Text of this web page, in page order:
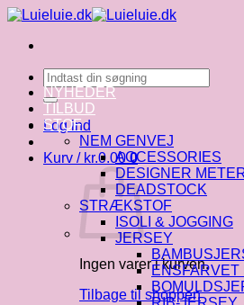
Fortsæt
indhold
Søg
efter:
Log ind
Kurv / kr.0.00 0
Ingen varer i kurven.
Tilbage til shoppen
NYHEDER
TILBUD
STOF
NEM GENVEJ
ACCESSORIES
DESIGNER
DEADSTOCK
STRÆKSTOF
ISOLI & JOGGING
JERSEY